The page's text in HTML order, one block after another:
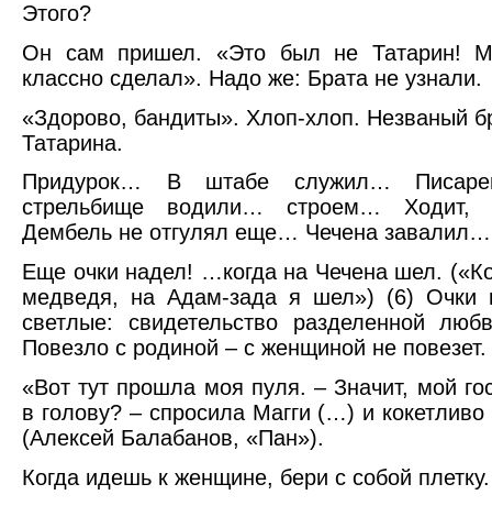
Этого?
Он сам пришел. «Это был не Татарин!
классно сделал». Надо же: Брата не узнали.
«Здорово, бандиты». Хлоп-хлоп. Незваный
Татарина.
Придурок… В штабе служил…
стрельбище водили… строем… Ходит,
Дембель не отгулял еще… Чечена завалил…
Еще очки надел! …когда на Чечена шел.
медведя, на Адам-зада я шел») (6) Очки
светлые: свидетельство разделенной
Повезло с родиной – с женщиной не повезет.
«Вот тут прошла моя пуля. – Значит, мой
в голову? – спросила Магги (…) и
(Алексей Балабанов, «Пан»).
Когда идешь к женщине, бери с собой плетку.